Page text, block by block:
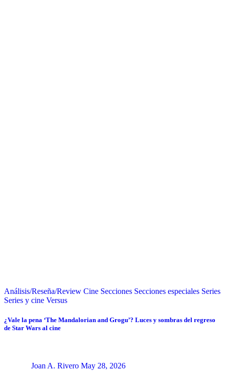
Análisis/Reseña/Review Cine Secciones Secciones especiales Series
Series y cine Versus
¿Vale la pena ‘The Mandalorian and Grogu’? Luces y sombras del regreso
de Star Wars al cine
Joan A. Rivero May 28, 2026